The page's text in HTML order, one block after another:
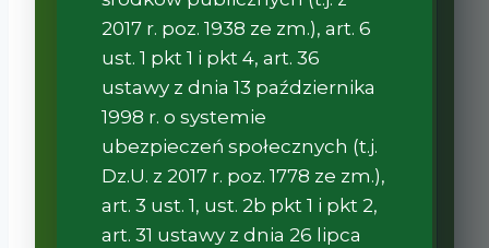
2017 r. poz. 1938 ze zm.), art. 6
ust. 1 pkt 1 i pkt 4, art. 36
ustawy z dnia 13 października
1998 r. o systemie
ubezpieczeń społecznych (t.j.
Dz.U. z 2017 r. poz. 1778 ze zm.),
art. 3 ust. 1, ust. 2b pkt 1 i pkt 2,
art. 31 ustawy z dnia 26 lipca